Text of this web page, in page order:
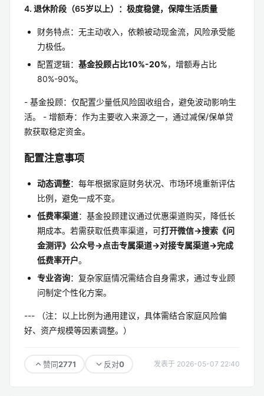
4. 退休阶段（65岁以上）：极度稳健，保障生活质量
财务特点：无主动收入，依赖被动现金流，风险承受能
力极低。
配置逻辑： 基金投顾占比10%-20%，增额寿占比
80%-90%。
- 基金投顾：仅配置少量低风险固收组合，避免波动影响生
活。 - 增额寿：作为主要收入来源之一，通过减保/保单贷
款获取稳定资金。
配置注意事项
动态调整：每年根据家庭财务状况、市场环境重新评估
比例，避免一成不变。
低费率渠道：基金投顾建议通过优惠渠道购买，降低长
期成本。若需获取低费率渠道，可打开微信→搜索《问
金测评》公众号→点击专属渠道→对接专属渠道→完成
低费率开户。
专业咨询：复杂家庭情况需结合自身需求，通过专业顾
问制定个性化方案。
--- （注：以上比例为通用建议，具体需结合家庭风险偏
好、资产规模等因素调整。）
赞同2771 反对0 发表于 2026-05-07 22:40